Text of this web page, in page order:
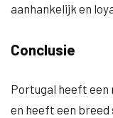
aanhankelijk en
Conclusie
Portugal heeft een
en heeft een breed